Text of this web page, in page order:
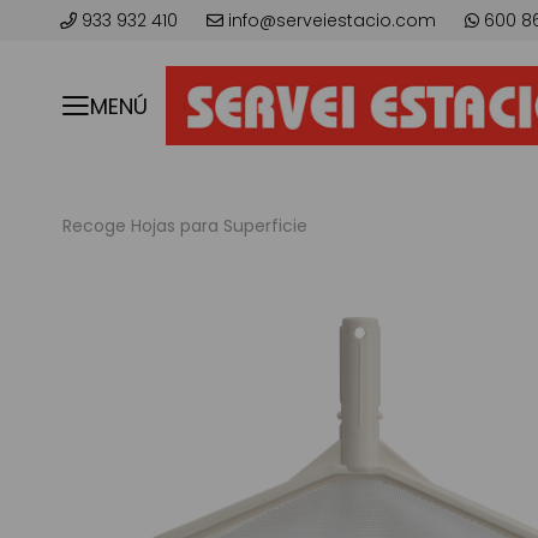
933 932 410 info@serveiestacio.com 600
MENÚ
Recoge Hojas para Superficie